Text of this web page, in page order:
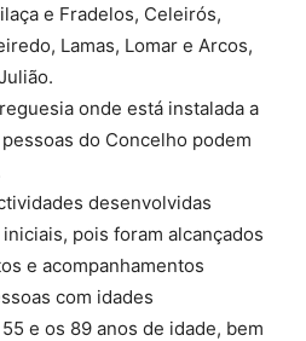
e Fradelos, Celeirós,
Lamas, Lomar e Arcos,
onde está instalada a
do Concelho podem
desenvolvidas
pois foram alcançados
e acompanhamentos
com idades
e os 89 anos de idade, bem